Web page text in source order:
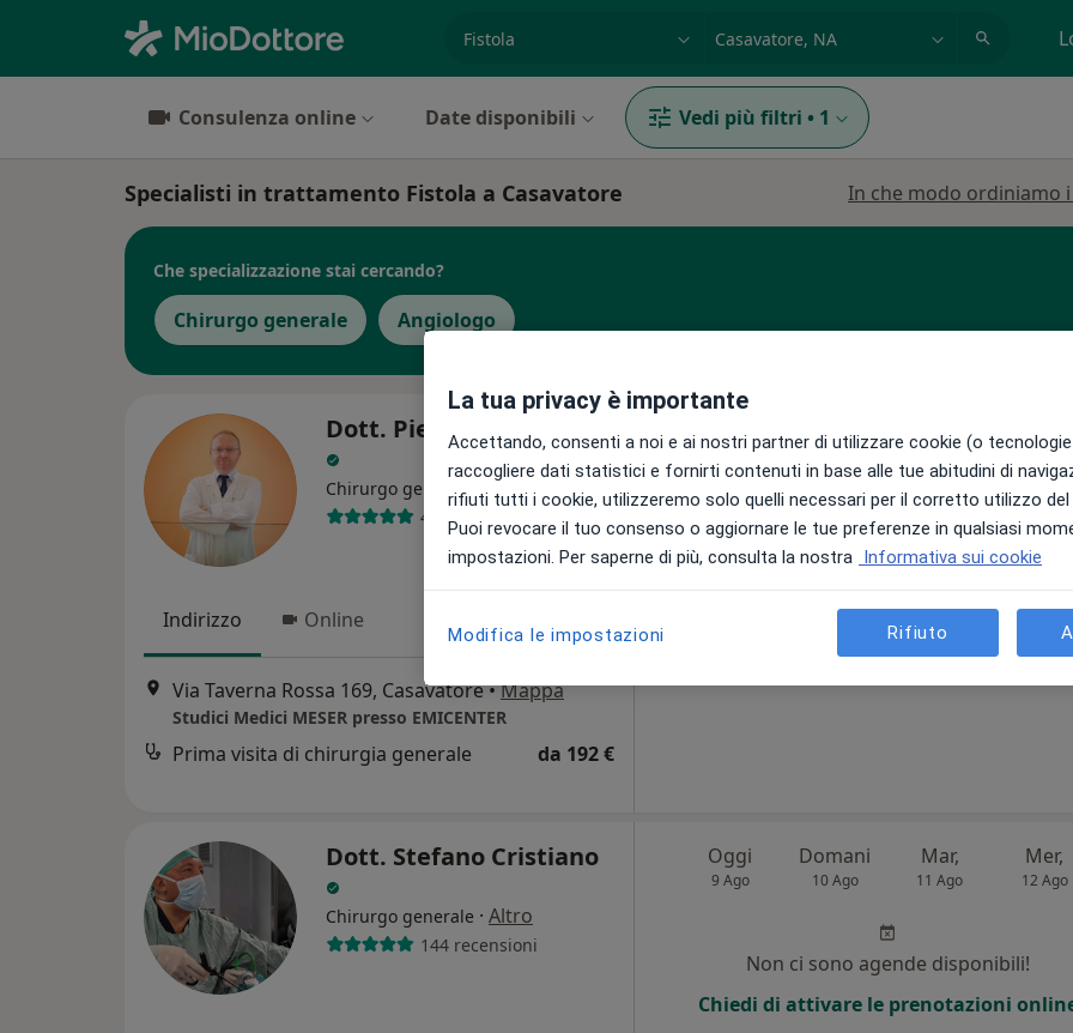
Consulenza online Date disponibili Vedi più filtri • 1
Specialisti in trattamento Fistola a Casavatore In che modo ordiniamo
Che specializzazione stai cercando?
Chirurgo generale Angiologo
Dott. Pier Paolo Cutolo
Chirurgo generale · Altro
42 recensioni
Indirizzo Online
Via Taverna Rossa 169, Casavatore•Mappa
Studici Medici MESER presso EMICENTER
Prima visita di chirurgia generale da 192 €
9 Ago 10 Ago 11 Ago 12 Ago
Non ci sono agende disponibili!
Dott. Stefano Cristiano
Chirurgo generale · Altro
144 recensioni
Oggi
9 Ago
Domani
10 Ago
Mar,
11 Ago
Mer,
12 Ago
Non ci sono agende disponibili!
Chiedi di attivare le prenotazioni
La tua privacy è importante
Accettando, consenti a noi e ai nostri partner di utilizzare cookie (o
raccogliere dati statistici e fornirti contenuti in base alle tue abitudini di
rifiuti tutti i cookie, utilizzeremo solo quelli necessari per il corretto utilizzo
Puoi revocare il tuo consenso o aggiornare le tue preferenze in qualsiasi
impostazioni. Per saperne di più, consulta la nostra Informativa sui cookie
Modifica le impostazioni Rifiuto